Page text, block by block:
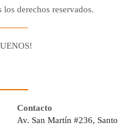
derechos reservados.
Contacto
Av. San Martín #236, Santo